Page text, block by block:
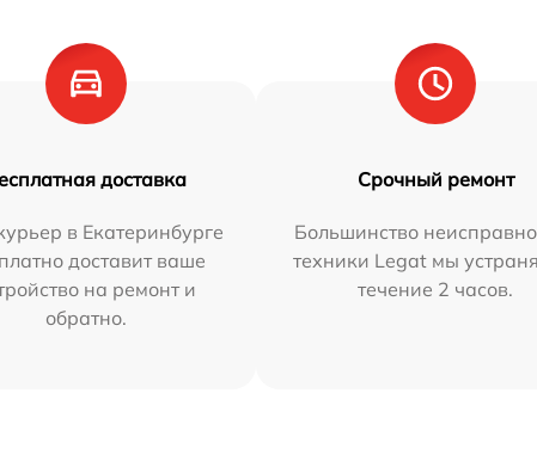
доставка
в Екатеринбурге
доставит ваше
на ремонт и
обратно.
Срочный ремонт
Большинство
техники Legat мы
течение 2 часов.